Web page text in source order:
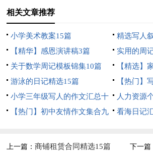
相关文章推荐
小学美术教案15篇
精选写人
【精华】感恩演讲稿3篇
实用的周
关于数学周记模板锦集10篇
【精选】
5篇
游泳的日记精选15篇
【热门】
小学三年级写人的作文汇总十
篇
人力资源
【热门】初中友情作文集合九
看海日记
上一篇： 商铺租赁合同精选15篇 下一篇